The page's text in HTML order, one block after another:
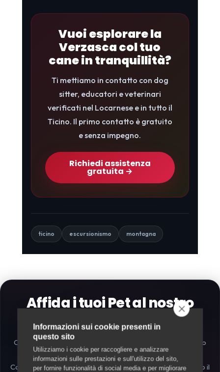
Vuoi esplorare la
Verzasca col tuo
cane in tranquillità?
Ti mettiamo in contatto con dog
sitter, educatori e veterinari
verificati nel Locarnese e in tutto il
Ticino. Il primo contatto è gratuito
e senza impegno.
Richiedi assistenza
gratuita →
ticino escursionismo montagna
Affida i tuoi Pet al nostro
Cerchi un pet sitter fidato, visite a domicilio per il tuo gatto o
supporto per le passeggiate atutto il Cantone Ticino
Compila il form, scrivici su WhatsApp o via email: troveremo il
Informazioni sui cookie presenti in
questo sito
Utilizziamo i cookie per raccogliere e analizzare
informazioni sulle prestazioni e sull'utilizzo del sito,
per fornire funzionalità di social media e per migliorare